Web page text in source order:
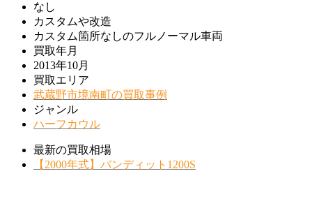
なし
カスタムや改造
カスタム箇所なしのフルノーマル車両
買取年月
2013年10月
買取エリア
武蔵野市境南町の買取事例
ジャンル
ハーフカウル
最新の買取相場
【2000年式】バンディット1200S